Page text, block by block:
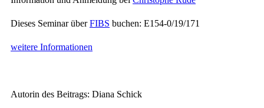
Dieses Seminar überFIBS buchen: E154-0/19/171
weitere Informationen
Autorin des Beitrags: Diana Schick